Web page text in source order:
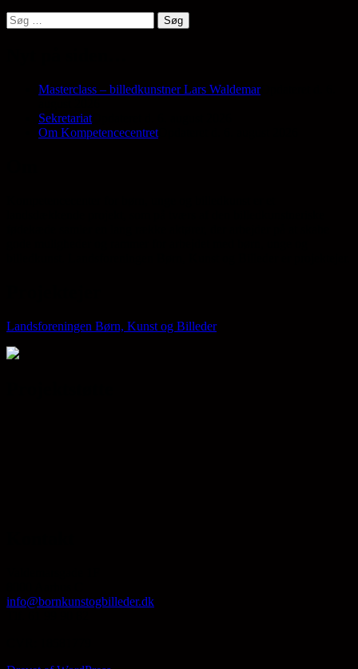
Søg
efter:
Masterclass – billedkunstner Lars WaldemarOpdateret d. 6.
Sekretariat
Om Kompetencecentret
Landsforeningen Børn, Kunst og Billeder
info@bornkunstogbilleder.dk